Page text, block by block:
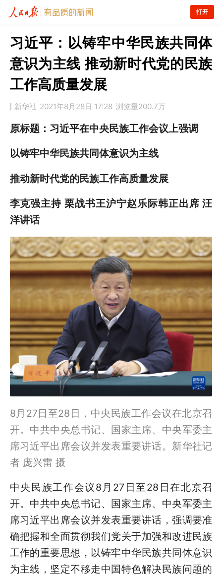
打开
习近平：以铸牢中华民族共同体
意识为主线 推动新时代党的民族
工作高质量发展
新华社 2021年8月28日 17:28 浏览量200.7万
原标题：习近平在中央民族工作会议上强调
以铸牢中华民族共同体意识为主线
推动新时代党的民族工作高质量发展
李克强主持 栗战书王沪宁赵乐际韩正出席 汪
洋讲话
8月27日至28日，中央民族工作会议在北京召
开。中共中央总书记、国家主席、中央军委主
席习近平出席会议并发表重要讲话。新华社记
者 庞兴雷 摄
中央民族工作会议8月27日至28日在北京召
开。中共中央总书记、国家主席、中央军委主
席习近平出席会议并发表重要讲话，强调要准
确把握和全面贯彻我们党关于加强和改进民族
工作的重要思想，以铸牢中华民族共同体意识
为主线，坚定不移走中国特色解决民族问题的